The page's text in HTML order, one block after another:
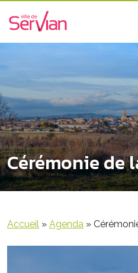
Cérémonie de
Accueil » Agenda »